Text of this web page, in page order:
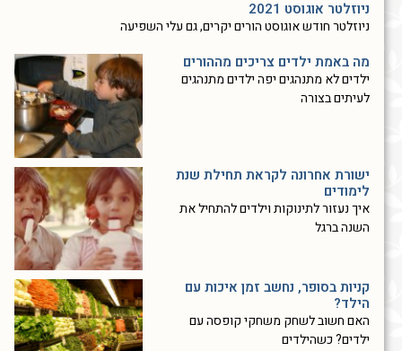
ניוזלטר אוגוסט 2021
ניוזלטר חודש אוגוסט הורים יקרים, גם עלי השפיעה
מה באמת ילדים צריכים מההורים
ילדים לא מתנהגים יפה ילדים מתנהגים
לעיתים בצורה
ישורת אחרונה לקראת תחילת שנת
לימודים
איך נעזור לתינוקות וילדים להתחיל את
השנה ברגל
קניות בסופר, נחשב זמן איכות עם
הילד?
האם חשוב לשחק משחקי קופסה עם
ילדים? כשהילדים